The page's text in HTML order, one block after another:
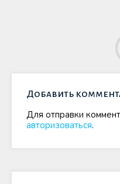
Добавить
Для отправки
авторизоваться.